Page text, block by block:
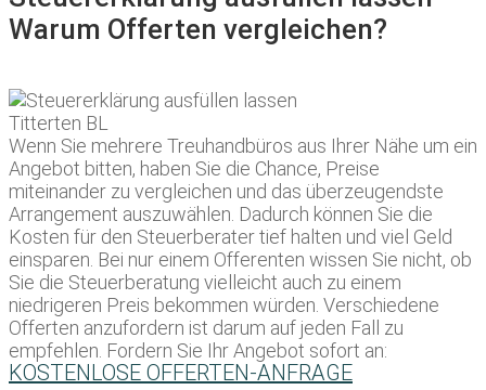
Warum Offerten vergleichen?
Wenn Sie mehrere Treuhandbüros aus Ihrer Nähe um ein
Angebot bitten, haben Sie die Chance, Preise
miteinander zu vergleichen und das überzeugendste
Arrangement auszuwählen. Dadurch können Sie die
Kosten für den Steuerberater tief halten und viel Geld
einsparen. Bei nur einem Offerenten wissen Sie nicht, ob
Sie die Steuerberatung vielleicht auch zu einem
niedrigeren Preis bekommen würden. Verschiedene
Offerten anzufordern ist darum auf jeden Fall zu
empfehlen. Fordern Sie Ihr Angebot sofort an:
KOSTENLOSE OFFERTEN-ANFRAGE